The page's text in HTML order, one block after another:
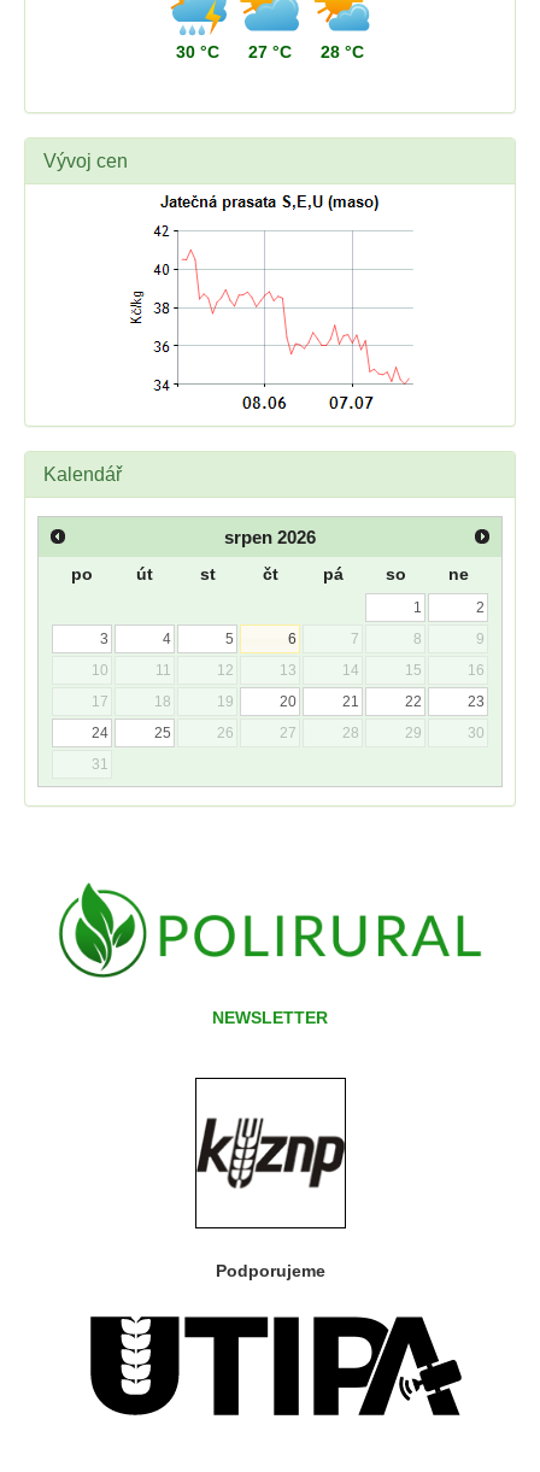
30 °C 27 °C 28 °C
Vývoj cen
Kalendář
srpen 2026
po út st čt pá so ne
1
2
3
4 5 6 7 8
9
10
11 12 13 14 15
16
17
18 19 20 21 22
23
24
25 26 27 28 29
30
31
NEWSLETTER
Podporujeme